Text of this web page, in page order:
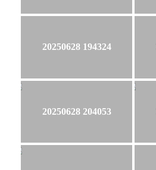
20250628 194324
20250628 204053